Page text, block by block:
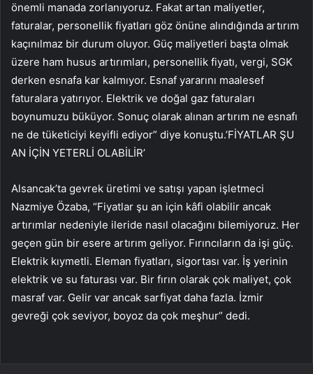
önemli manada zorlanıyoruz. Fakat artan maliyetler,
faturalar, personellik fiyatları göz önüne alındığında artırım
kaçınılmaz bir durum oluyor. Güç maliyetleri başta olmak
üzere ham husus artırımları, personellik fiyatı, vergi, SGK
derken esnafa kar kalmıyor. Esnaf yararını maalesef
faturalara yatırıyor. Elektrik ve doğal gaz faturaları
boynumuzu büküyor. Sonuç olarak alınan artırım ne esnafı
ne de tüketiciyi keyifli ediyor” diye konuştu.’FİYATLAR ŞU
AN İÇİN YETERLİ OLABİLİR’
Alsancak’ta gevrek üretimi ve satışı yapan işletmeci
Nazmiye Özaba, “Fiyatlar şu an için kâfi olabilir ancak
artırımlar nedeniyle ileride nasıl olacağını bilemiyoruz. Her
geçen gün bir esere artırım geliyor. Fırıncıların da işi güç.
Elektrik kıymetli. Eleman fiyatları, sigortası var. İş yerinin
elektrik ve su faturası var. Bir fırın olarak çok maliyet, çok
masraf var. Gelir var ancak sarfiyat daha fazla. İzmir
gevreği çok seviyor, boyoz da çok meşhur” dedi.